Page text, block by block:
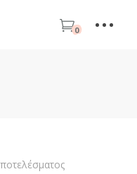
0